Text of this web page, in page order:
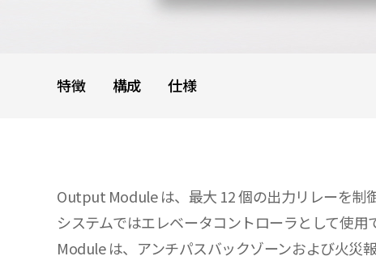
特徴 構成 仕様
Output Module は、最大 12 個の出力リレーを制
システムではエレベータコントローラとして使
Module は、アンチパスバックゾーンおよび火災